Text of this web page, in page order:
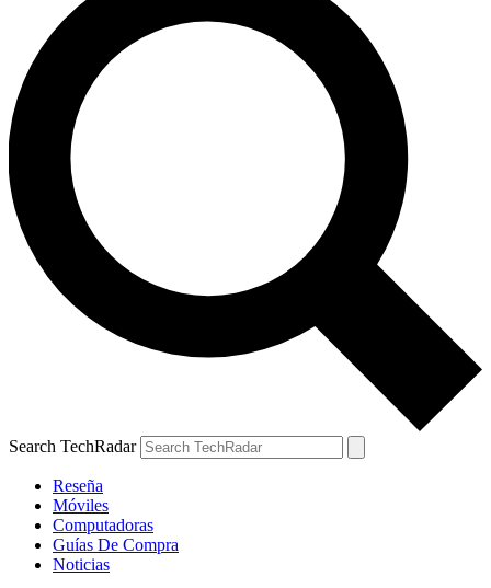
Search TechRadar
Reseña
Móviles
Computadoras
Guías De Compra
Noticias